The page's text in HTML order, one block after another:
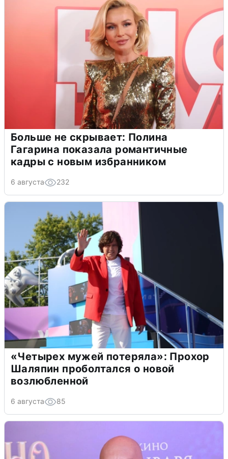
Больше не скрывает: Полина
Гагарина показала романтичные
кадры с новым избранником
6 августа 232
«Четырех мужей потеряла»: Прохор
Шаляпин проболтался о новой
возлюбленной
6 августа 85